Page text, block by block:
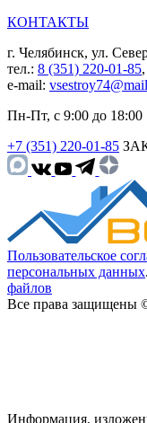
КОНТАКТЫ
г. Челябинск, ул.
тел.: 8 (351) 220-01-85,
e-mail:
Пн-Пт, с 9:00 до 18:00
+7 (351) 220-01-85
Пользовательское
персональных данных.
файлов
Все права
Информация,